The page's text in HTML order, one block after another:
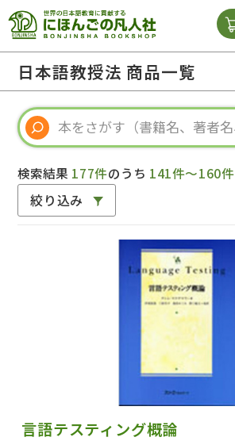
視聴
教
日本語教授法 商品一覧
検索結果 177件のうち 141件～160件
絞り込み
言語テスティング概論